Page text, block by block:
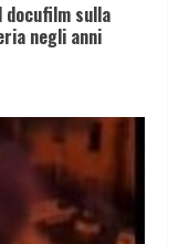
docufilm sulla
negli anni